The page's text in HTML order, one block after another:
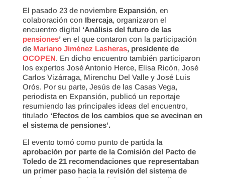
El pasado 23 de noviembre Expansión, en
colaboración con Ibercaja, organizaron el
encuentro digital ‘Análisis del futuro de las
pensiones’en el que contaron con la participación
de Mariano Jiménez Lasheras, presidente de
OCOPEN. En dicho encuentro también participaron
los expertos José Antonio Herce, Elisa Ricón, José
Carlos Vizárraga, Mirenchu Del Valle y José Luis
Orós. Por su parte, Jesús de las Casas Vega,
periodista en Expansión, publicó un reportaje
resumiendo las principales ideas del encuentro,
titulado ‘Efectos de los cambios que se avecinan en
el sistema de pensiones’.
El evento tomó como punto de partida la
aprobación por parte de la Comisión del Pacto de
Toledo de 21 recomendaciones que representaban
un primer paso hacia la revisión del sistema de